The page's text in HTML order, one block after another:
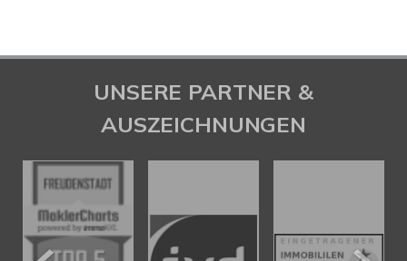
UNSERE PARTNER &
AUSZEICHNUNGEN